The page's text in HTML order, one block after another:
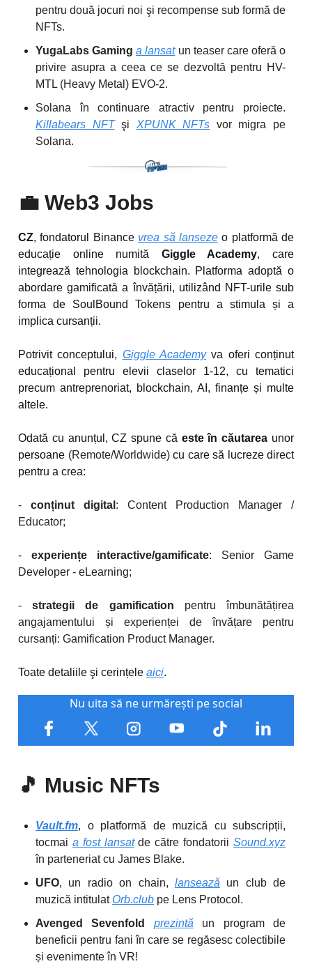
pentru două jocuri noi şi recompense sub formă de
NFTs.
YugaLabs Gaming a lansatun teaser care oferă o
privire asupra a ceea ce se dezvoltă pentru HV-
MTL (Heavy Metal) EVO-2.
Solanaîn continuare atractiv pentru proiecte.
Killabears NFTşi XPUNK NFTs vor migra pe
Solana.
💼 Web3 Jobs
CZ, fondatorul Binance vrea să lansezeo platformă de
educație online numită Giggle Academy, care
integrează tehnologia blockchain. Platforma adoptă o
abordare gamificată a învățării, utilizând NFT-urile sub
forma de SoulBound Tokens pentru a stimula și a
implica cursanții.
Potrivit conceptului, Giggle Academyva oferi conținut
educațional pentru elevii claselor 1-12, cu tematici
precum antreprenoriat, blockchain, AI, finanțe și multe
altele.
Odată cu anunțul, CZ spune că este în căutarea unor
persoane (Remote/Worldwide) cu care să lucreze direct
pentru a crea:
- conținut digital : Content Production Manager /
Educator;
- experiențe interactive/gamificate: Senior Game
Developer - eLearning;
-strategii de gamification pentru îmbunătățirea
angajamentului și experienței de învățare pentru
cursanți: Gamification Product Manager.
Toate detaliile şi cerințele aici.
Nu uita să ne urmărești pe social
🎵 Music NFTs
Vault.fm, o platformă de muzică cu subscripții,
tocmai a fost lansatde către fondatoriiSound.xyz
în parteneriat cu James Blake.
UFO, un radio on chain, lansează un club de
muzică intitulat Orb.club pe Lens Protocol.
Avenged Sevenfold
prezintă un program de
beneficii pentru fani în care se regăsesc colectibile
și evenimente în VR!